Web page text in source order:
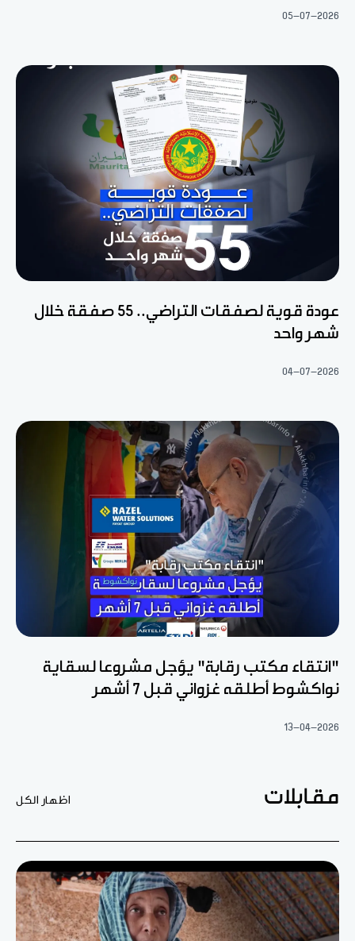
05-07-2026
عودة قوية لصفقات التراضي.. 55 صفقة خلال
شهر واحد
04-07-2026
"انتقاء مكتب رقابة" يؤجل مشروعا لسقاية
نواكشوط أطلقه غزواني قبل 7 أشهر
13-04-2026
مقابلات اظهار الكل